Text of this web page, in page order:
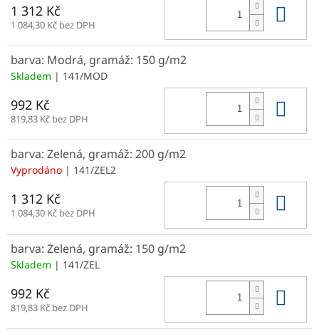
1 312 Kč
1 084,30 Kč bez DPH
barva: Modrá, gramáž: 150 g/m2
Skladem | 141/MOD
992 Kč
819,83 Kč bez DPH
barva: Zelená, gramáž: 200 g/m2
Vyprodáno | 141/ZEL2
1 312 Kč
1 084,30 Kč bez DPH
barva: Zelená, gramáž: 150 g/m2
Skladem | 141/ZEL
992 Kč
819,83 Kč bez DPH